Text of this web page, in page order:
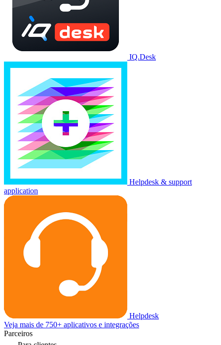
IQ.Desk
Helpdesk & support
application
Helpdesk
Veja mais de 750+ aplicativos e integrações
Parceiros